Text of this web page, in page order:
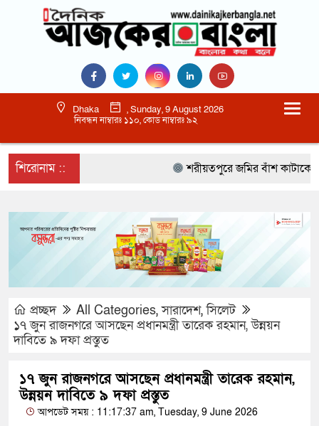
Dhaka
, Sunday, 9 August 2026
নিবন্ধন নাম্বারঃ ১১০, কোড নাম্বারঃ ৯২
শিরোনাম :: শরীয়তপুরে জমির বাঁশ কাটাকে
প্রচ্ছদ All Categories,সারাদেশ,সিলেট
১৭ জুন রাজনগরে আসছেন প্রধানমন্ত্রী তারেক রহমান, উন্নয়ন
দাবিতে ৯ দফা প্রস্তুত
১৭ জুন রাজনগরে আসছেন প্রধানমন্ত্রী তারেক রহমান,
উন্নয়ন দাবিতে ৯ দফা প্রস্তুত
আপডেট সময় : 11:17:37 am, Tuesday, 9 June 2026